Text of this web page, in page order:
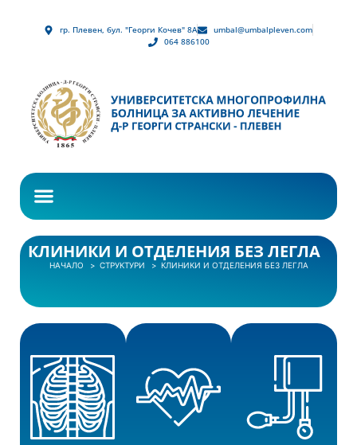
гр. Плевен, бул. "Георги Кочев" 8А
umbal@umbalpleven.com
064 886100
КЛИНИКИ И ОТДЕЛЕНИЯ БЕЗ ЛЕГЛА
НАЧАЛО СТРУКТУРИ КЛИНИКИ И ОТДЕЛЕНИЯ БЕЗ ЛЕГЛА